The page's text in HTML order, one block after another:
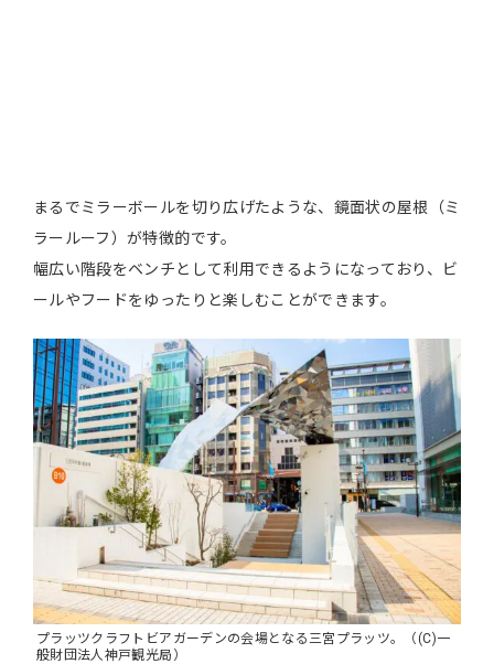
まるでミラーボールを切り広げたような、鏡面状の屋根（ミ
ラールーフ）が特徴的です。
幅広い階段をベンチとして利用できるようになっており、ビ
ールやフードをゆったりと楽しむことができます。
プラッツクラフトビアガーデンの会場となる三宮プラッツ。（(C)一
般財団法人神戸観光局）